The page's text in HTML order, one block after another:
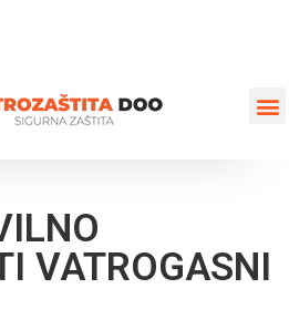
VATROGASNI